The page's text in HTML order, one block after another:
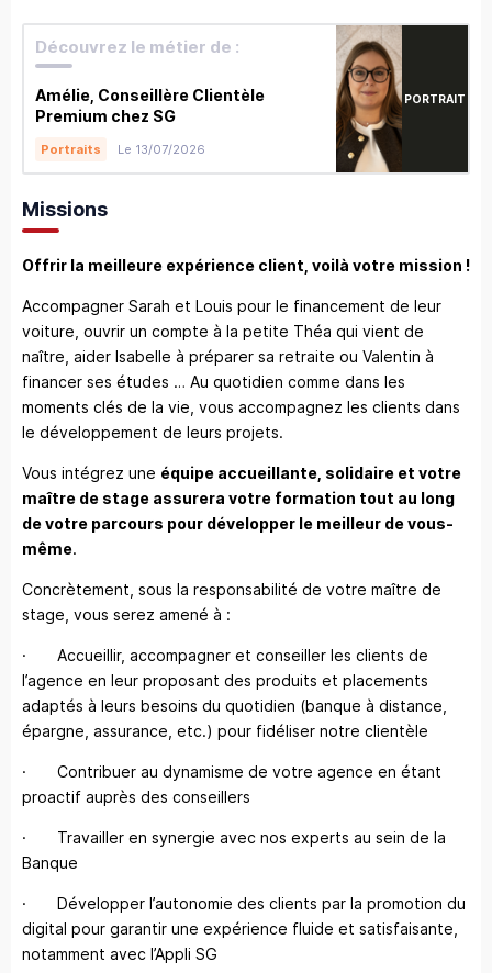
Découvrez le métier de :
Amélie, Conseillère Clientèle
Premium chez SG
Portraits Le 13/07/2026
PORTRAIT
Missions
Offrir la meilleure expérience client, voilà votre mission !
Accompagner Sarah et Louis pour le financement de leur
voiture, ouvrir un compte à la petite Théa qui vient de
naître, aider Isabelle à préparer sa retraite ou Valentin à
financer ses études … Au quotidien comme dans les
moments clés de la vie, vous accompagnez les clients dans
le développement de leurs projets.
Vous intégrez une équipe accueillante, solidaire et votre
maître de stage assurera votre formation tout au long
de votre parcours pour développer le meilleur de vous-
même.
Concrètement, sous la responsabilité de votre maître de
stage, vous serez amené à :
· Accueillir, accompagner et conseiller les clients de
l’agence en leur proposant des produits et placements
adaptés à leurs besoins du quotidien (banque à distance,
épargne, assurance, etc.) pour fidéliser notre clientèle
· Contribuer au dynamisme de votre agence en étant
proactif auprès des conseillers
· Travailler en synergie avec nos experts au sein de la
Banque
· Développer l’autonomie des clients par la promotion du
digital pour garantir une expérience fluide et satisfaisante,
notamment avec l’Appli SG